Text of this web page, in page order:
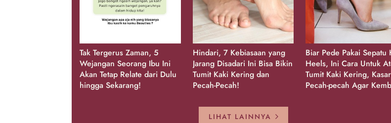
Tak Tergerus Zaman, 5
Wejangan Seorang Ibu Ini
Akan Tetap Relate dari Dulu
hingga Sekarang!
Hindari, 7 Kebiasaan yang
Jarang Disadari Ini Bisa Bikin
Tumit Kaki Kering dan
Pecah-Pecah!
Biar Pede Pakai Sepatu
Heels, Ini Cara Untuk
Tumit Kaki Kering,
Pecah-pecah Agar
LIHAT LAINNYA